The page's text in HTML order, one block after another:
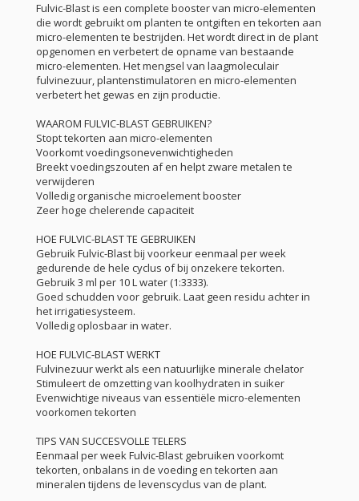
Fulvic-Blast is een complete booster van micro-elementen
die wordt gebruikt om planten te ontgiften en tekorten aan
micro-elementen te bestrijden. Het wordt direct in de plant
opgenomen en verbetert de opname van bestaande
micro-elementen. Het mengsel van laagmoleculair
fulvinezuur, plantenstimulatoren en micro-elementen
verbetert het gewas en zijn productie.
WAAROM FULVIC-BLAST GEBRUIKEN?
Stopt tekorten aan micro-elementen
Voorkomt voedingsonevenwichtigheden
Breekt voedingszouten af en helpt zware metalen te
verwijderen
Volledig organische microelement booster
Zeer hoge chelerende capaciteit
HOE FULVIC-BLAST TE GEBRUIKEN
Gebruik Fulvic-Blast bij voorkeur eenmaal per week
gedurende de hele cyclus of bij onzekere tekorten.
Gebruik 3 ml per 10 L water (1:3333).
Goed schudden voor gebruik. Laat geen residu achter in
het irrigatiesysteem.
Volledig oplosbaar in water.
HOE FULVIC-BLAST WERKT
Fulvinezuur werkt als een natuurlijke minerale chelator
Stimuleert de omzetting van koolhydraten in suiker
Evenwichtige niveaus van essentiële micro-elementen
voorkomen tekorten
TIPS VAN SUCCESVOLLE TELERS
Eenmaal per week Fulvic-Blast gebruiken voorkomt
tekorten, onbalans in de voeding en tekorten aan
mineralen tijdens de levenscyclus van de plant.